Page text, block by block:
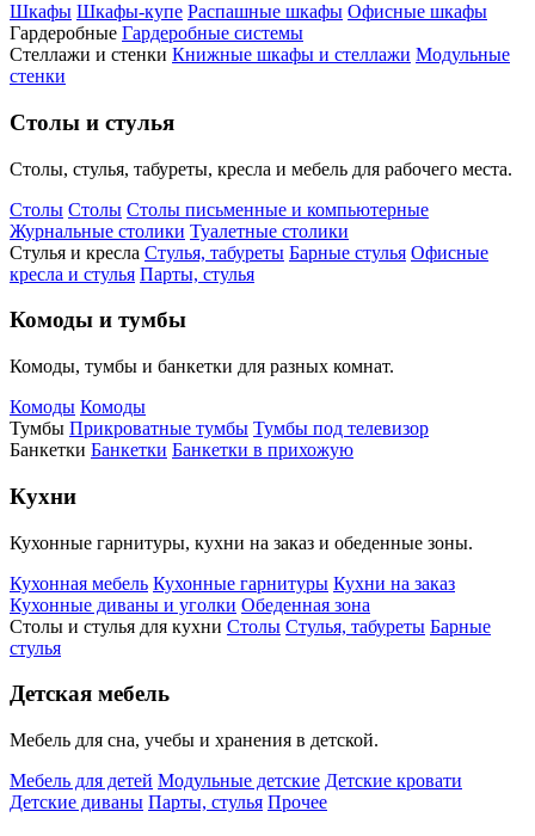
Шкафы Шкафы-купе Распашные шкафы Офисные шкафы
Гардеробные Гардеробные системы
Стеллажи и стенки Книжные шкафы и стеллажи Модульные
стенки
Столы и стулья
Столы, стулья, табуреты, кресла и мебель для рабочего места.
Столы Столы Столы письменные и компьютерные
Журнальные столики Туалетные столики
Стулья и кресла Стулья, табуреты Барные стулья Офисные
кресла и стулья Парты, стулья
Комоды и тумбы
Комоды, тумбы и банкетки для разных комнат.
Комоды Комоды
Тумбы Прикроватные тумбы Тумбы под телевизор
Банкетки Банкетки Банкетки в прихожую
Кухни
Кухонные гарнитуры, кухни на заказ и обеденные зоны.
Кухонная мебель Кухонные гарнитуры Кухни на заказ
Кухонные диваны и уголки Обеденная зона
Столы и стулья для кухни Столы Стулья, табуреты Барные
стулья
Детская мебель
Мебель для сна, учебы и хранения в детской.
Мебель для детей Модульные детские Детские кровати
Детские диваны Парты, стулья Прочее